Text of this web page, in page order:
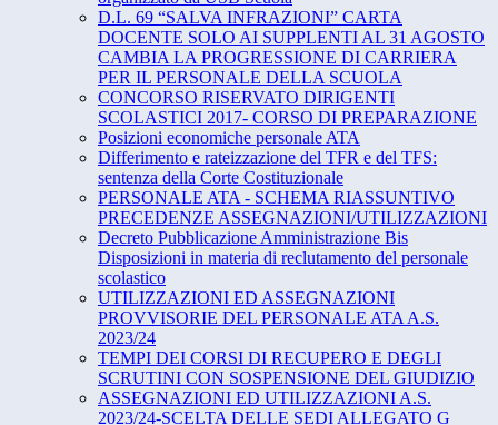
D.L. 69 “SALVA INFRAZIONI” CARTA
DOCENTE SOLO AI SUPPLENTI AL 31 AGOSTO
CAMBIA LA PROGRESSIONE DI CARRIERA
PER IL PERSONALE DELLA SCUOLA
CONCORSO RISERVATO DIRIGENTI
SCOLASTICI 2017- CORSO DI PREPARAZIONE
Posizioni economiche personale ATA
Differimento e rateizzazione del TFR e del TFS:
sentenza della Corte Costituzionale
PERSONALE ATA - SCHEMA RIASSUNTIVO
PRECEDENZE ASSEGNAZIONI/UTILIZZAZIONI
Decreto Pubblicazione Amministrazione Bis
Disposizioni in materia di reclutamento del personale
scolastico
UTILIZZAZIONI ED ASSEGNAZIONI
PROVVISORIE DEL PERSONALE ATA A.S.
2023/24
TEMPI DEI CORSI DI RECUPERO E DEGLI
SCRUTINI CON SOSPENSIONE DEL GIUDIZIO
ASSEGNAZIONI ED UTILIZZAZIONI A.S.
2023/24-SCELTA DELLE SEDI ALLEGATO G